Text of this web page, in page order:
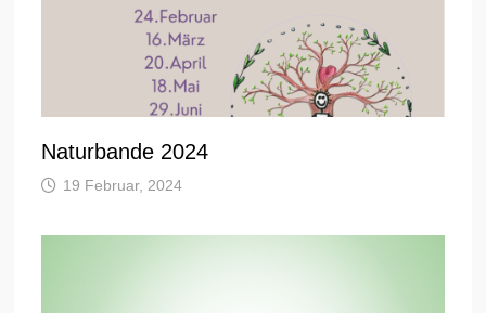
Naturbande 2024
19 Februar, 2024